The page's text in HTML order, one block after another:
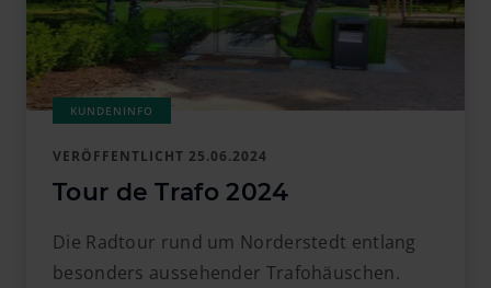
VERÖFFENTLICHT 25.06.2024
Tour de Trafo 2024
Die Radtour rund um Norderstedt entlang
besonders aussehender Trafohäuschen.